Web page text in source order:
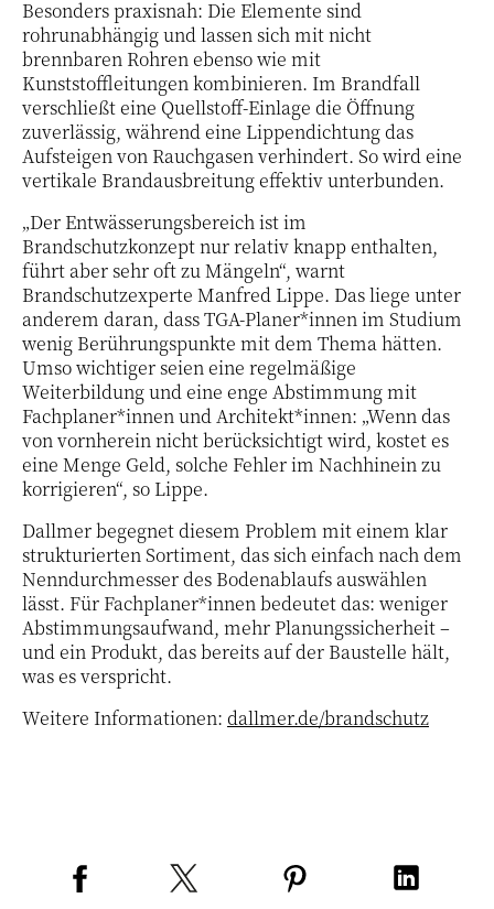
Besonders praxisnah: Die Elemente sind
rohrunabhängig und lassen sich mit nicht
brennbaren Rohren ebenso wie mit
Kunststoffleitungen kombinieren. Im Brandfall
verschließt eine Quellstoff-Einlage die Öffnung
zuverlässig, während eine Lippendichtung das
Aufsteigen von Rauchgasen verhindert. So wird eine
vertikale Brandausbreitung effektiv unterbunden.
„Der Entwässerungsbereich ist im
Brandschutzkonzept nur relativ knapp enthalten,
führt aber sehr oft zu Mängeln“, warnt
Brandschutzexperte Manfred Lippe. Das liege unter
anderem daran, dass TGA-Planer*innen im Studium
wenig Berührungspunkte mit dem Thema hätten.
Umso wichtiger seien eine regelmäßige
Weiterbildung und eine enge Abstimmung mit
Fachplaner*innen und Architekt*innen: „Wenn das
von vornherein nicht berücksichtigt wird, kostet es
eine Menge Geld, solche Fehler im Nachhinein zu
korrigieren“, so Lippe.
Dallmer begegnet diesem Problem mit einem klar
strukturierten Sortiment, das sich einfach nach dem
Nenndurchmesser des Bodenablaufs auswählen
lässt. Für Fachplaner*innen bedeutet das: weniger
Abstimmungsaufwand, mehr Planungssicherheit –
und ein Produkt, das bereits auf der Baustelle hält,
was es verspricht.
Weitere Informationen: dallmer.de/brandschutz